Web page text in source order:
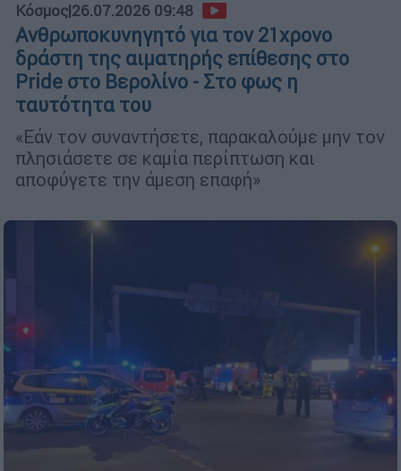
Κόσμος|26.07.2026 09:48
Ανθρωποκυνηγητό για τον 21χρονο
δράστη της αιματηρής επίθεσης στο
Pride στο Βερολίνο - Στο φως η
ταυτότητα του
«Εάν τον συναντήσετε, παρακαλούμε μην τον
πλησιάσετε σε καμία περίπτωση και
αποφύγετε την άμεση επαφή»